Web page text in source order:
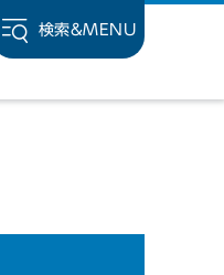
検索&MENU